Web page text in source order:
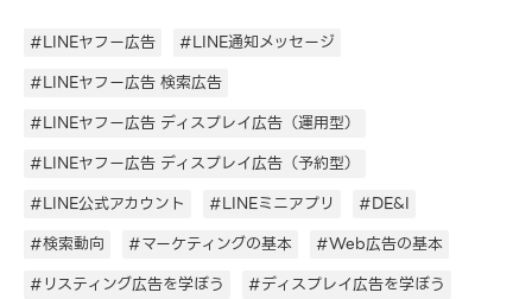
#LINEヤフー広告
#LINE通知メッセージ
#LINEヤフー広告 検索広告
#LINEヤフー広告 ディスプレイ広告（運用型）
#LINEヤフー広告 ディスプレイ広告（予約型）
#LINE公式アカウント
#LINEミニアプリ
#DE&I
#検索動向
#マーケティングの基本
#Web広告の基本
#リスティング広告を学ぼう
#ディスプレイ広告を学ぼう